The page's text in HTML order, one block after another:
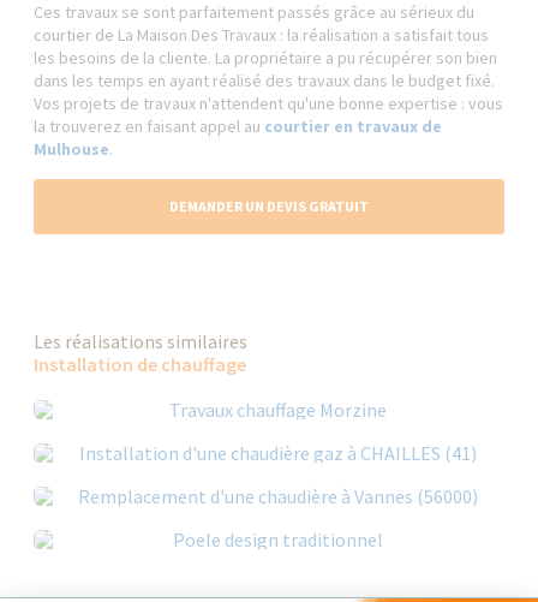
Ces travaux se sont parfaitement passés grâce au sérieux du
courtier de La Maison Des Travaux : la réalisation a satisfait tous
les besoins de la cliente. La propriétaire a pu récupérer son bien
dans les temps en ayant réalisé des travaux dans le budget fixé.
Vos projets de travaux n'attendent qu'une bonne expertise : vous
la trouverez en faisant appel au courtier en travaux de
Mulhouse.
DEMANDER UN DEVIS GRATUIT
Les réalisations similaires
Installation de chauffage